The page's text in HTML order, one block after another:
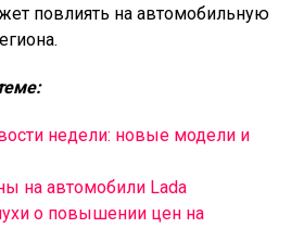
повлиять на автомобильную
недели: новые модели и
на автомобили Lada
о повышении цен на